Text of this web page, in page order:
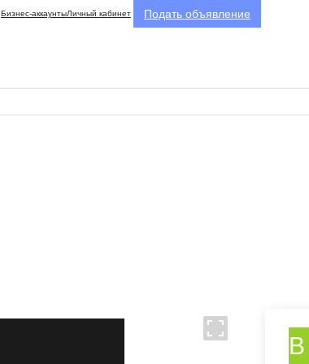
Бизнес-аккаунтыЛичный кабинет Подать объявление
В